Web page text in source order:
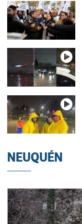
NEUQUÉN